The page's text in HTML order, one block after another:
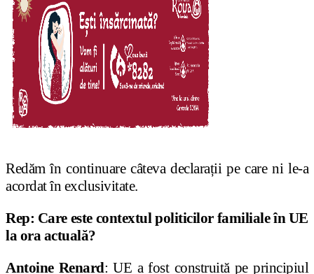
Redăm în continuare câteva declarații pe care ni le-a
acordat în exclusivitate.
Rep: Care este contextul politicilor familiale în UE
la ora actuală?
Antoine Renard: UE a fost construită pe principiul